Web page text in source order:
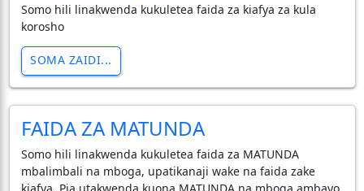
Somo hili linakwenda kukuletea faida za kiafya za kula
korosho
SOMA ZAIDI...
FAIDA ZA MATUNDA
Somo hili linakwenda kukuletea faida za MATUNDA
mbalimbali na mboga, upatikanaji wake na faida zake